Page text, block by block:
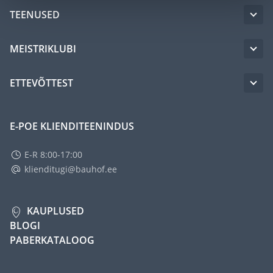
TEENUSED
MEISTRIKLUBI
ETTEVÕTTEST
E-POE KLIENDITEENINDUS
E-R 8:00-17:00
klienditugi@bauhof.ee
KAUPLUSED
BLOGI
PABERKATALOOG